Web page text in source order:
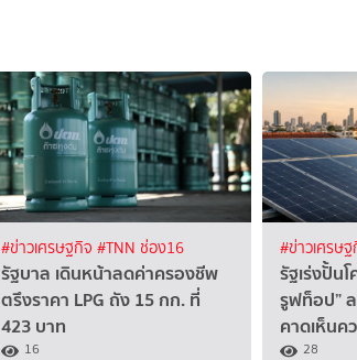
#ข่าวเศรษฐกิจ #TNN ช่อง16
รัฐบาล เดินหน้าลดค่าครองชีพ
ตรึงราคา LPG ถัง 15 กก. ที่
423 บาท
16
#ข่าวเศรษ
รัฐเร่งปั้น
รูฟท็อป”
คาดเห็นค
28